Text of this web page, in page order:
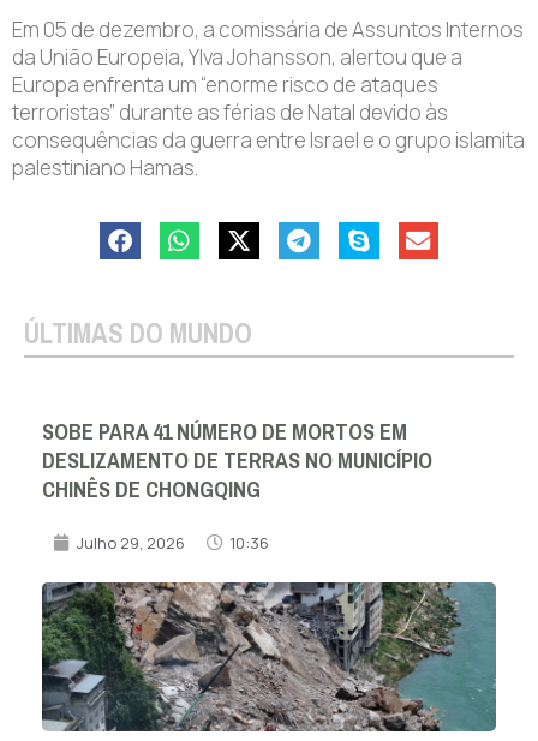
Em 05 de dezembro, a comissária de Assuntos Internos
da União Europeia, Ylva Johansson, alertou que a
Europa enfrenta um “enorme risco de ataques
terroristas” durante as férias de Natal devido às
consequências da guerra entre Israel e o grupo islamita
palestiniano Hamas.
ÚLTIMAS DO MUNDO
SOBE PARA 41 NÚMERO DE MORTOS EM
DESLIZAMENTO DE TERRAS NO MUNICÍPIO
CHINÊS DE CHONGQING
Julho 29, 2026 10:36